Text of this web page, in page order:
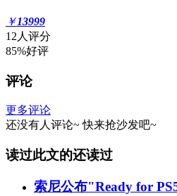
￥13999
12人评分
85%好评
评论
更多评论
还没有人评论~ 快来抢沙发吧~
读过此文的还读过
索尼公布"Ready for